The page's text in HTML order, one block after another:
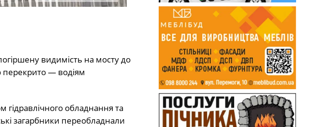
видимість на мосту до
перекрито — водіям
обладнання та
загарбники переобладнали